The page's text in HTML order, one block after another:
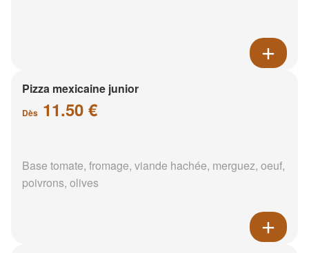
Pizza mexicaine junior
Dès 11.50 €
Base tomate, fromage, viande hachée, merguez, oeuf,
poivrons, olives